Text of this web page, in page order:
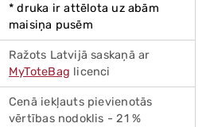
* druka ir attēlota uz abām
maisiņa pusēm
Ražots Latvijā saskaņā ar
MyToteBag licenci
Cenā iekļauts pievienotās
vērtības nodoklis - 21 %